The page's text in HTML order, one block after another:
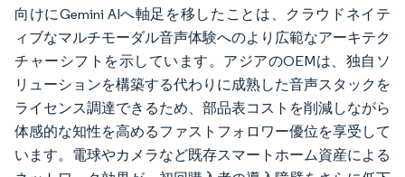
向けにGemini AIへ軸足を移したことは、クラウドネイテ
ィブなマルチモーダル音声体験へのより広範なアーキテク
チャーシフトを示しています。アジアのOEMは、独自ソ
リューションを構築する代わりに成熟した音声スタックを
ライセンス調達できるため、部品表コストを削減しながら
体感的な知性を高めるファストフォロワー優位を享受して
います。電球やカメラなど既存スマートホーム資産による